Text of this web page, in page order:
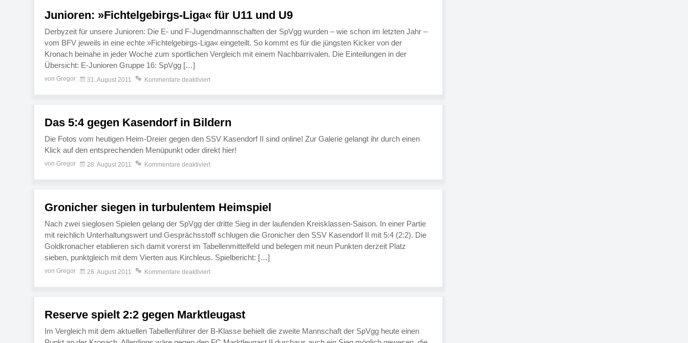
Junioren: »Fichtelgebirgs-Liga« für U11 und U9
Derbyzeit für unsere Junioren: Die E- und F-Jugendmannschaften der SpVgg wurden – wie schon im letzten Jahr –
vom BFV jeweils in eine echte »Fichtelgebirgs-Liga« eingeteilt. So kommt es für die jüngsten Kicker von der
Kronach beinahe in jeder Woche zum sportlichen Vergleich mit einem Nachbarrivalen. Die Einteilungen in der
Übersicht: E-Junioren Gruppe 16: SpVgg […]
von Gregor 31. August 2011 Kommentare deaktiviert
Das 5:4 gegen Kasendorf in Bildern
Die Fotos vom heutigen Heim-Dreier gegen den SSV Kasendorf II sind online! Zur Galerie gelangt ihr durch einen
Klick auf den entsprechenden Menüpunkt oder direkt hier!
von Gregor 28. August 2011 Kommentare deaktiviert
Gronicher siegen in turbulentem Heimspiel
Nach zwei sieglosen Spielen gelang der SpVgg der dritte Sieg in der laufenden Kreisklassen-Saison. In einer Partie
mit reichlich Unterhaltungswert und Gesprächsstoff schlugen die Gronicher den SSV Kasendorf II mit 5:4 (2:2). Die
Goldkronacher etablieren sich damit vorerst im Tabellenmittelfeld und belegen mit neun Punkten derzeit Platz
sieben, punktgleich mit dem Vierten aus Kirchleus. Spielbericht: […]
von Gregor 28. August 2011 Kommentare deaktiviert
Reserve spielt 2:2 gegen Marktleugast
Im Vergleich mit dem aktuellen Tabellenführer der B-Klasse behielt die zweite Mannschaft der SpVgg heute einen